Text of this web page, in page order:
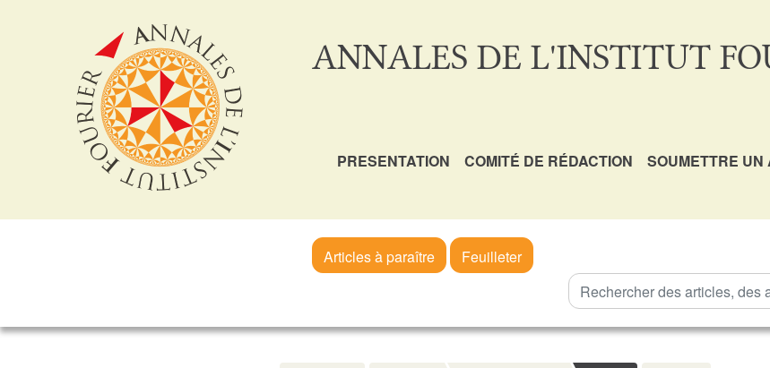
ANNALES DE L'INSTITUT
PRESENTATION COMITÉ DE RÉDACTION SOUMETTRE UN
Articles à paraître
Feuilleter